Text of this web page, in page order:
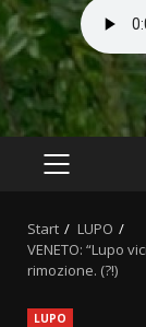
PRIMÄRES
Start
LUPO
VENETO: “Lupo
rimozione. (?!)
LUPO